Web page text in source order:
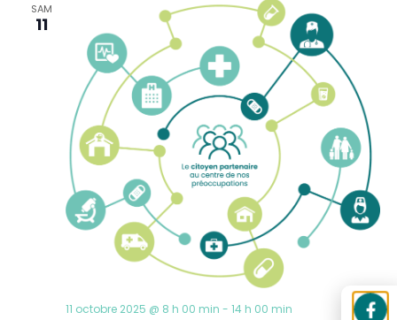
SAM
11
11 octobre 2025 @ 8 h 00 min - 14 h 00 min